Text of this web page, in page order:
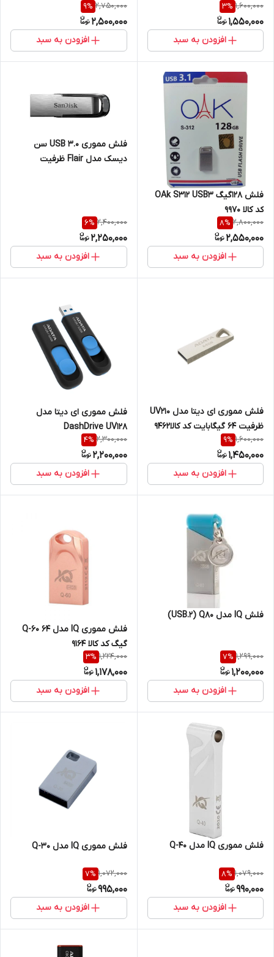
1,600,000
3%
1,550,000
افزودن به سبد
2,750,000
9%
2,500,000
افزودن به سبد
فلش 128گیگ OAk S312 USB3
کد کالا 9970
2,800,000
8%
2,550,000
افزودن به سبد
فلش مموری USB 3.0 سن
دیسک مدل Flair ظرفیت
2,400,000
6%
2,250,000
افزودن به سبد
فلش مموری ای دیتا مدل UV210
ظرفیت 64 گیگابایت کد کالا9462
1,600,000
9%
1,450,000
افزودن به سبد
فلش مموری ای دیتا مدل
DashDrive UV128
2,300,000
4%
2,200,000
افزودن به سبد
فلش IQ مدل USB.2) Q80)
1,299,000
7%
1,200,000
افزودن به سبد
فلش مموری IQ مدل Q-60 64
گیگ کد کالا 9164
1,224,000
3%
1,178,000
افزودن به سبد
فلش مموری IQ مدل Q-40
1,079,000
8%
990,000
افزودن به سبد
فلش مموری IQ مدل Q-30
1,072,000
7%
995,000
افزودن به سبد